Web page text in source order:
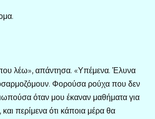
λέω», απάντησα. «Υπέμενα. Έλυνα
Φορούσα ρούχα που δεν
όταν μου έκαναν μαθήματα για
περίμενα ότι κάποια μέρα θα